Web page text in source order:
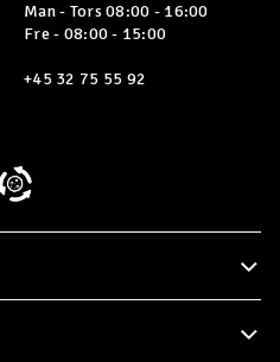
Man - Tors 08:00 - 16:00
Fre - 08:00 - 15:00
+45 32 75 55 92